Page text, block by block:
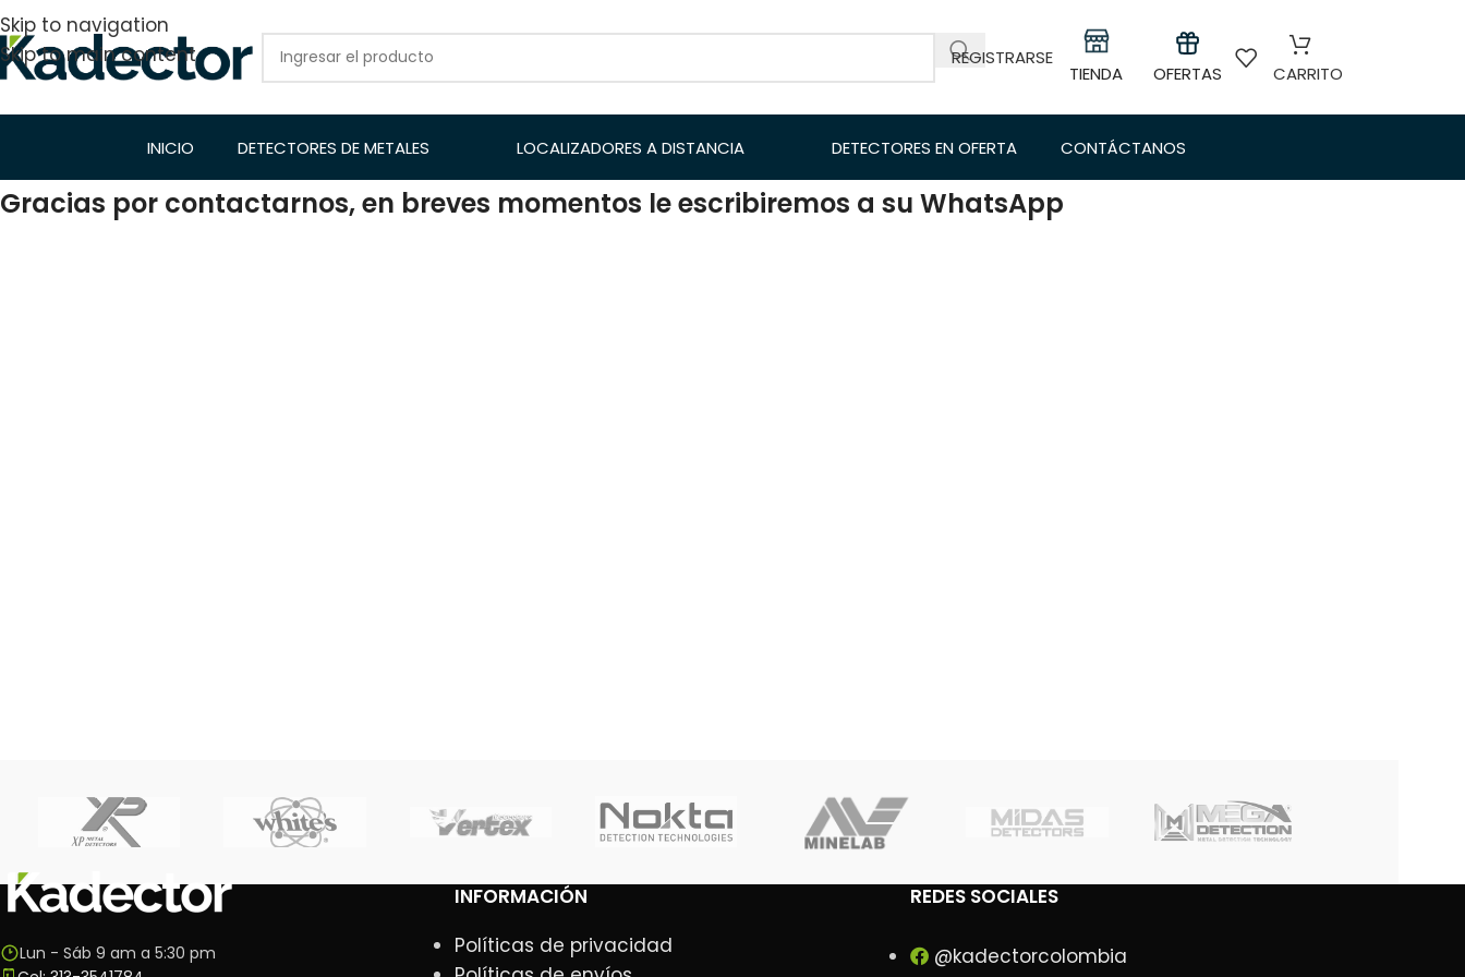
Skip to navigation
Skip to main content
REGISTRARSE
TIENDA OFERTAS CARRITO
INICIO DETECTORES DE METALES LOCALIZADORES A DISTANCIA DETECTORES EN OFERTA CONTÁCTANOS
Gracias por contactarnos, en breves momentos le escribiremos a su WhatsApp
Lun - Sáb 9 am a 5:30 pm
INFORMACIÓN
Políticas de privacidad
REDES SOCIALES
@kadectorcolombia